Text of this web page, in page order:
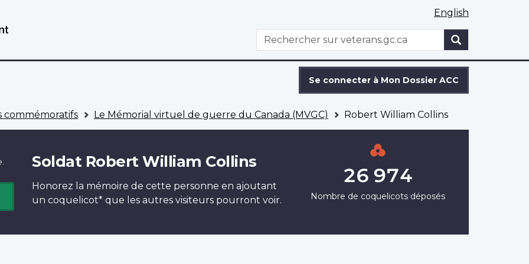
English
WxT
Search
Rechercher
Se connecter à Mon Dossier ACC
commémoratifs Le Mémorial virtuel de guerre du Canada (MVGC) Robert William Collins
Soldat Robert William Collins
Honorez la mémoire de cette personne en ajoutant
un coquelicot* que les autres visiteurs pourront voir.
26 974
Nombre de coquelicots déposés